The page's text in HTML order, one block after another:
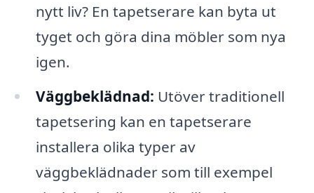
nytt liv? En tapetserare kan byta ut
tyget och göra dina möbler som nya
igen.
Väggbeklädnad: Utöver traditionell
tapetsering kan en tapetserare
installera olika typer av
väggbeklädnader som till exempel